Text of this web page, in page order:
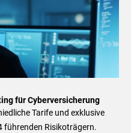
für Cyberversicherung
Tarife und exklusive
führenden Risikoträgern.